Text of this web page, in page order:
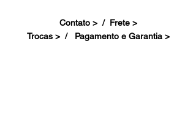
Contato > / Frete >
Trocas > / Pagamento e Garantia >